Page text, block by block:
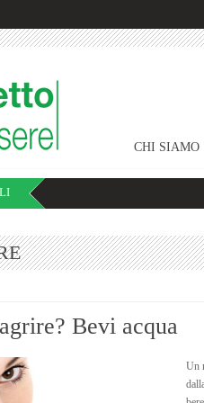
CHI SIAMO
Bevi acqua
Un